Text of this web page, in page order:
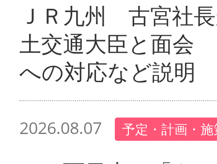
ＪＲ九州 古宮社
土交通大臣と面会
への対応など説明
2026.08.07 予定・計画・